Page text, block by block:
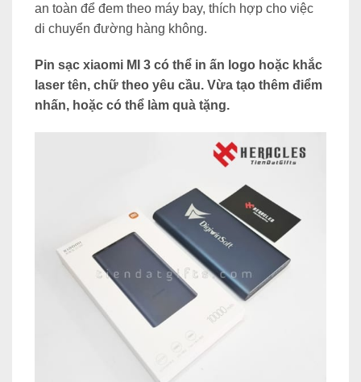
an toàn để đem theo máy bay, thích hợp cho việc
di chuyển đường hàng không.
Pin sạc xiaomi MI 3 có thể in ấn logo hoặc khắc
laser tên, chữ theo yêu cầu. Vừa tạo thêm điểm
nhấn, hoặc có thể làm quà tặng.